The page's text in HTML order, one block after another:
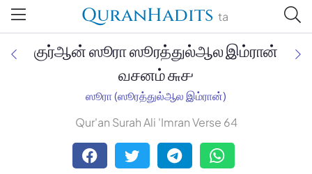
QuranHadits ta
Jan Trust Foundation
Mufti Omar Sheriff Qasimi,
குர்ஆன் ஸூரா ஸூரத்துல்ஆல இம்ரான்
வசனம் ௬௪
ஸூரா (ஸூரத்துல்ஆல இம்ரான்)
Qur'an Surah Ali 'Imran Verse 64